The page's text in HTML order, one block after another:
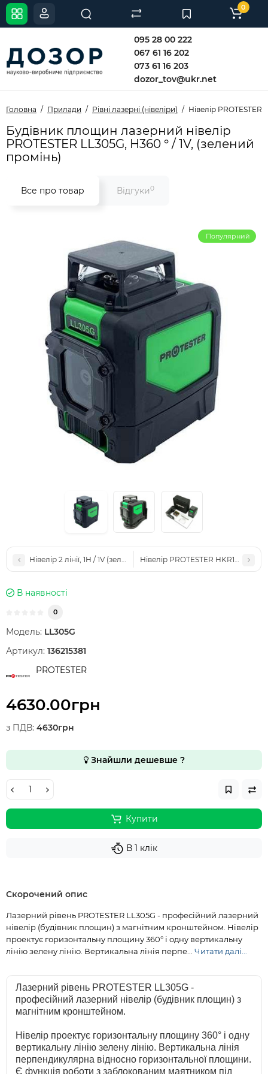
095 28 00 222
067 61 16 202
073 61 16 203
dozor_tov@ukr.net
0
Головна Прилади Рівні лазерні (нівеліри) Нівелір
Будівник площин лазерний нівелір
PROTESTER LL305G, H360 ° / 1V, (зелений
промінь)
Все про товар Відгуки0
Популярний
Нівелір 2 лінії, 1H / 1V (зелений промінь) PROTESTER LL102G
Нівелір PROTESTER HKR1500
В наявності
0
Модель: LL305G
Артикул: 136215381
PROTESTER
4630.00грн
з ПДВ: 4630грн
Знайшли дешевше ?
Купити
В 1 клік
Скорочений опис
Лазерний рівень PROTESTER LL305G - професійний лазерний
нівелір (будівник площин) з магнітним кронштейном. Нівелір
проектує горизонтальну площину 360° і одну вертикальну
лінію зелену лінію. Вертикальна лінія перпе... Читати далі...
Лазерний рівень PROTESTER LL305G -
професійний лазерний нівелір (будівник площин) з
магнітним кронштейном.
Нівелір проектує горизонтальну площину 360° і одну
вертикальну лінію зелену лінію. Вертикальна лінія
перпендикулярна відносно горизонтальної площини.
Є функція роботи з заблокованим маятником під